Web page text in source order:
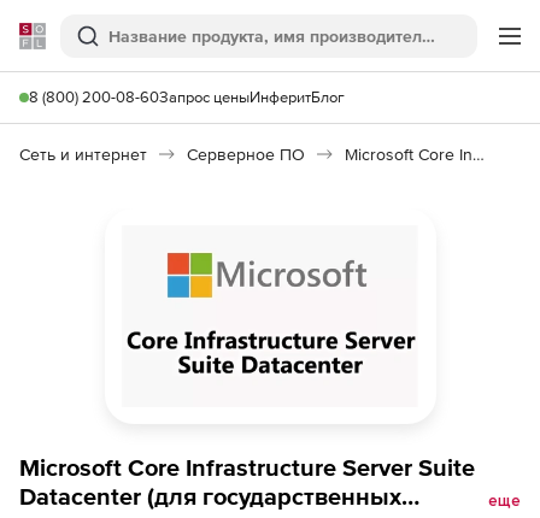
Softline
Поиск
8 (800) 200-08-60Запрос ценыИнферитБлог
Сеть и интернет Серверное ПО Microsoft Core Infrastructure Server Suite Datacenter
Microsoft Core Infrastructure Server Suite
Datacenter (для государственных
еще